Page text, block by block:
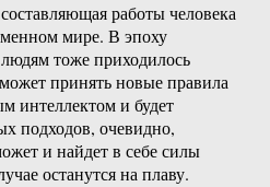
работы человека
мире. В эпоху
тоже приходилось
принять новые правила
интеллектом и будет
подходов, очевидно,
и найдет в себе силы
останутся на плаву.